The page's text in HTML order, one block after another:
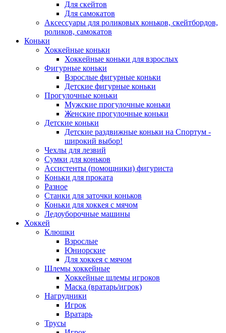
Для скейтов
Для самокатов
Аксессуары для роликовых коньков, скейтбордов,
роликов, самокатов
Коньки
Хоккейные коньки
Хоккейные коньки для взрослых
Фигурные коньки
Взрослые фигурные коньки
Детские фигурные коньки
Прогулочные коньки
Мужские прогулочные коньки
Женские прогулочные коньки
Детские коньки
Детские раздвижные коньки на Спортум -
широкий выбор!
Чехлы для лезвий
Сумки для коньков
Ассистенты (помощники) фигуриста
Коньки для проката
Разное
Станки для заточки коньков
Коньки для хоккея с мячом
Ледоуборочные машины
Хоккей
Клюшки
Взрослые
Юниорские
Для хоккея с мячом
Шлемы хоккейные
Хоккейные шлемы игроков
Маска (вратарь/игрок)
Нагрудники
Игрок
Вратарь
Трусы